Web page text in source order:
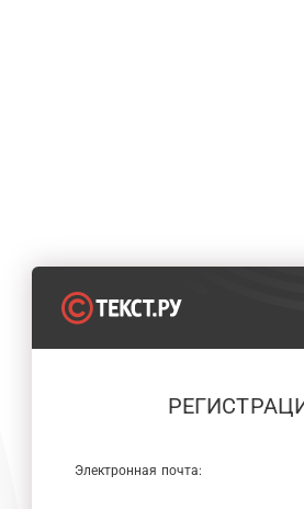
Электронная почта: